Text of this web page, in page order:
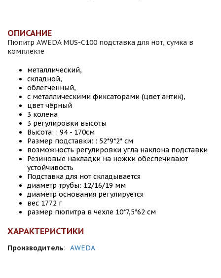
ОПИСАНИЕ
Пюпитр AWEDA MUS-C100 подставка для нот, сумка в
комплекте
металлический,
складной,
облегченный,
с металлическими фиксаторами (цвет антик),
цвет чёрный
3 колена
3 регулировки высоты
Высота: : 94 - 170см
Размер подставки: : 52*9*2* см
возможность регулировки угла наклона подставки
Резиновые накладки на ножки обеспечивают
устойчивость
Подставка для нот складывается
диаметр трубы: 12/16/19 мм
диаметр основания регулируется
вес 1772 г
размер пюпитра в чехле 10*7,5*62 см
ХАРАКТЕРИСТИКИ
Производитель: AWEDA